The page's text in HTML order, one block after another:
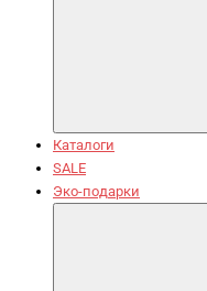
Каталоги
SALE
Эко-подарки